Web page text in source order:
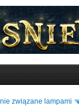
związane lampami